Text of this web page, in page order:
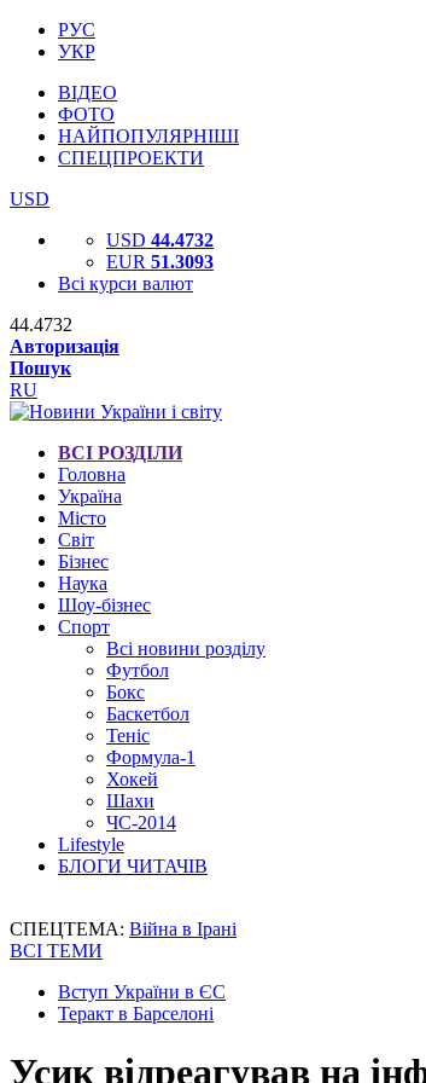
РУС
УКР
ВІДЕО
ФОТО
НАЙПОПУЛЯРНІШІ
СПЕЦПРОЕКТИ
USD
USD 44.4732
EUR 51.3093
Всі курси валют
44.4732
Авторизація
Пошук
RU
ВСІ РОЗДІЛИ
Головна
Україна
Місто
Світ
Бізнес
Наука
Шоу-бізнес
Спорт
Всі новини розділу
Футбол
Бокс
Баскетбол
Теніс
Формула-1
Хокей
Шахи
ЧС-2014
Lifestyle
БЛОГИ ЧИТАЧІВ
СПЕЦТЕМА: Війна в Ірані
ВСІ ТЕМИ
Вступ України в ЄС
Теракт в Барселоні
Усик відреагував на